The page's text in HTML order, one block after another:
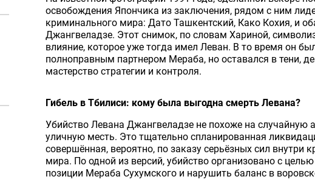
освобождения Япончика из заключения, рядом с ним
криминального мира: Дато Ташкентский, Како Кохия, и
Джангвеладзе. Этот снимок, по словам Хариной,
влияние, которое уже тогда имел Леван. В то время он
полноправным партнером Мераба, но оставался в тени,
мастерство стратегии и контроля.
Гибель в Тбилиси: кому была выгодна смерть Левана?
Убийство Левана Джангвеладзе не похоже на случайную
уличную месть. Это тщательно спланированная
совершённая, вероятно, по заказу серьёзных сил внутри
мира. По одной из версий, убийство организовано с
позиции Мераба Сухумского и нарушить баланс в